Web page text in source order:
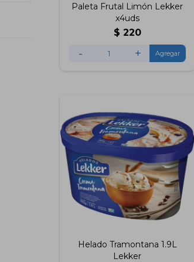
Paleta Frutal Limón Lekker
x4uds
$ 220
- +
Helado Tramontana 1.9L
Lekker